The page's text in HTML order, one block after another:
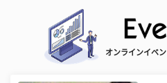
オンラインイベ